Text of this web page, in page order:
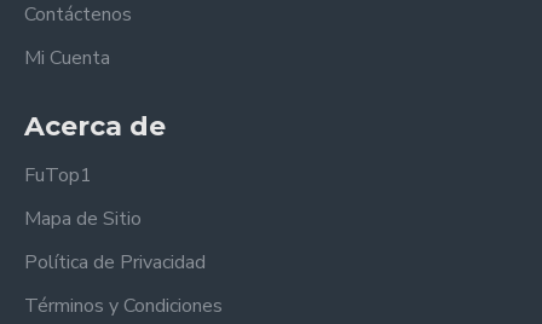
Contáctenos
Mi Cuenta
Acerca de
FuTop1
Mapa de Sitio
Política de Privacidad
Términos y Condiciones